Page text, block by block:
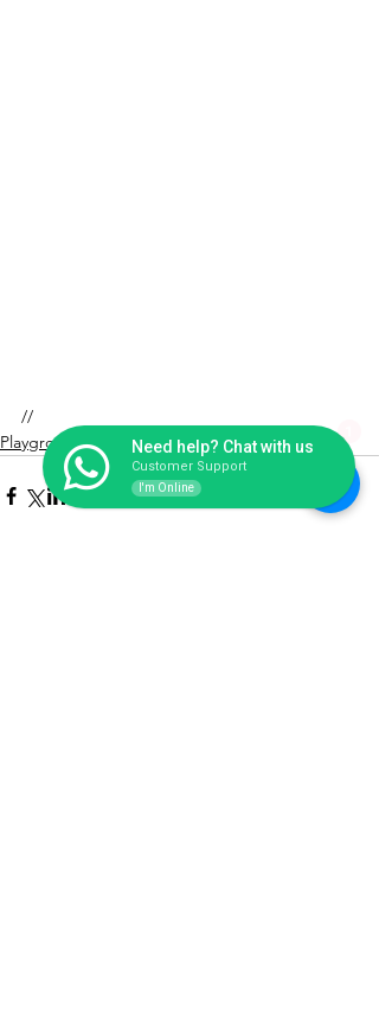
//
Playground FiberglassNeed help? Chat with us
Customer Support
I'm Online